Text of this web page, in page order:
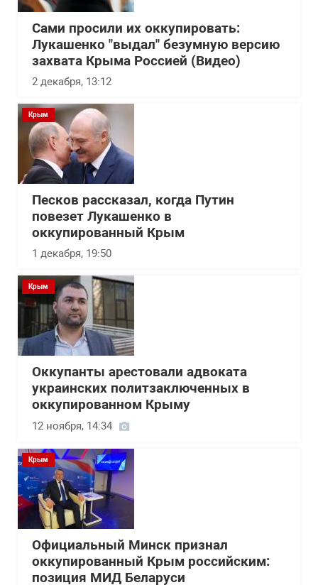
Сами просили их оккупировать:
Лукашенко "выдал" безумную версию
захвата Крыма Россией (Видео)
2 декабря, 13:12
Крым
Песков рассказал, когда Путин
повезет Лукашенко в
оккупированный Крым
1 декабря, 19:50
Крым
Оккупанты арестовали адвоката
украинских политзаключенных в
оккупированном Крыму
12 ноября, 14:34
Крым
Официальный Минск признал
оккупированный Крым российским:
позиция МИД Беларуси